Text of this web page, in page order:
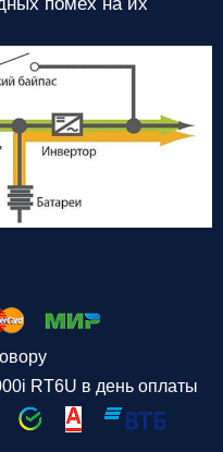
RT6U в день оплаты